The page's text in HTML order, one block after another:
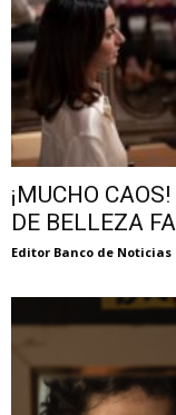
¡MUCHO
DE BELLEZA
Editor Banco de Noticias